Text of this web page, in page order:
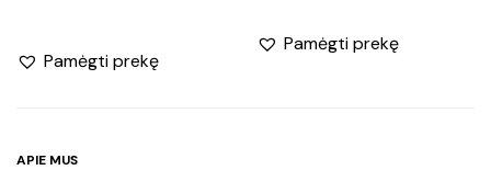
Pamėgti prekę
Pamėgti prekę
APIE MUS